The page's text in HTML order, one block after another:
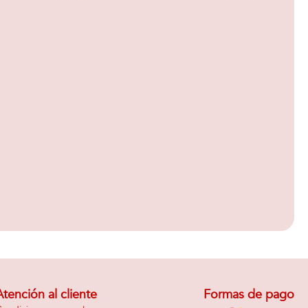
al cliente Formas de pago